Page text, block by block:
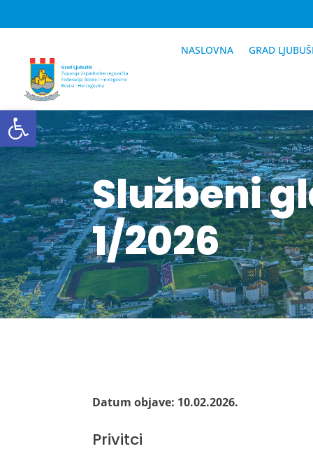
NASLOVNA GRAD
Službeni
1/2026
Datum objave: 10.02.2026.
Privitci
Open toolbar